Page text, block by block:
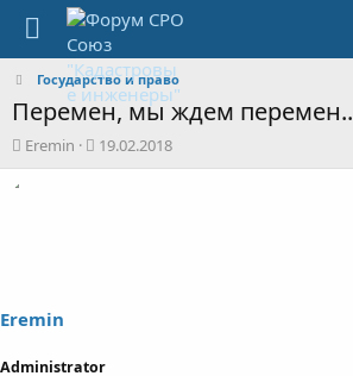
Государство и право
Перемен, мы ждем перемен..
А
в
ы
Eremin
Д
а
19.02.2018
Eremin
Administrator